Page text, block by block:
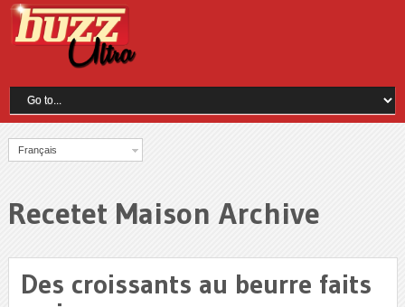
Français
Recetet Maison Archive
Des croissants au beurre faits